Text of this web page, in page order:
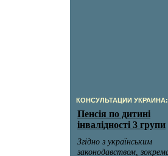
КОНСУЛЬТАЦИИ УКРАИНА: